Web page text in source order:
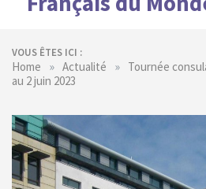
VOUS ÊTES ICI :
Home » Actualité » Tournée
au 2 juin 2023